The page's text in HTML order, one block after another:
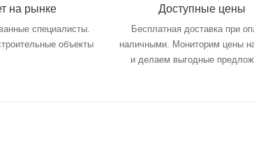
на рынке
специалисты.
объекты
Доступные цены
Бесплатная доставка при
наличными. Мониторим цены
и делаем выгодные